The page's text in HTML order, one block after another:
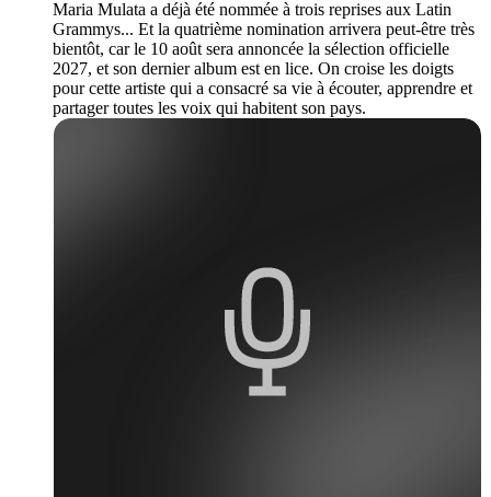
Maria Mulata a déjà été nommée à trois reprises aux Latin
Grammys... Et la quatrième nomination arrivera peut-être très
bientôt, car le 10 août sera annoncée la sélection officielle
2027, et son dernier album est en lice. On croise les doigts
pour cette artiste qui a consacré sa vie à écouter, apprendre et
partager toutes les voix qui habitent son pays.